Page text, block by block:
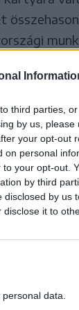
third parties,
by us,
your opt-out
personal
your opt-out.
by third
by us
it to
data.
múlt héten
számára
körét,
nélkül,
jelenleg
piaci